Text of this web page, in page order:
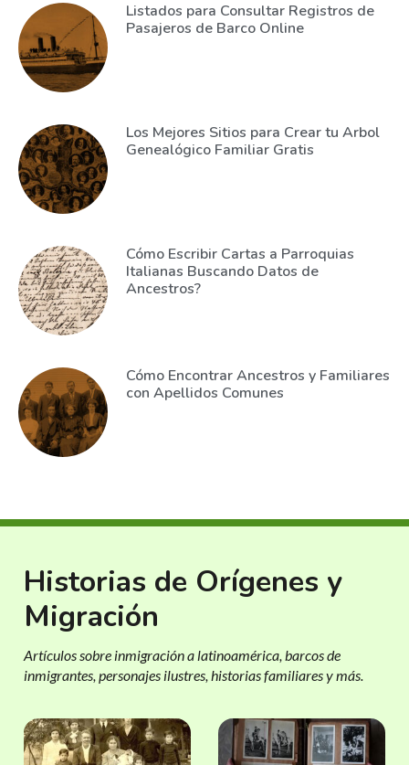
Listados para Consultar Registros de
Pasajeros de Barco Online
Los Mejores Sitios para Crear tu Arbol
Genealógico Familiar Gratis
Cómo Escribir Cartas a Parroquias
Italianas Buscando Datos de
Ancestros?
Cómo Encontrar Ancestros y Familiares
con Apellidos Comunes
Historias de Orígenes y
Migración
Artículos sobre inmigración a latinoamérica, barcos de
inmigrantes, personajes ilustres, historias familiares y más.